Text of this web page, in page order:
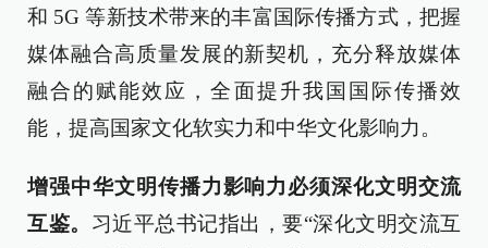
和 5G 等新技术带来的丰富国际传播方式，把握
媒体融合高质量发展的新契机，充分释放媒体
融合的赋能效应，全面提升我国国际传播效
能，提高国家文化软实力和中华文化影响力。
增强中华文明传播力影响力必须深化文明交流
互鉴。 习近平总书记指出，要“深化文明交流互